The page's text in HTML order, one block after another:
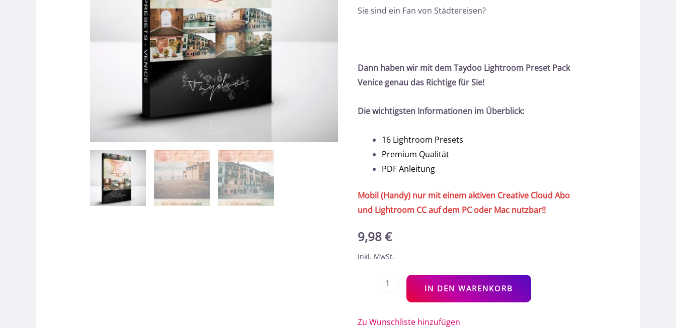
Sie sind ein Fan von Städtereisen?
Dann haben wir mit dem Taydoo Lightroom Preset Pack
Venice genau das Richtige für Sie!
Die wichtigsten Informationen im Überblick:
16 Lightroom Presets
Premium Qualität
PDF Anleitung
Mobil (Handy) nur mit einem aktiven Creative Cloud Abo
und Lightroom CC auf dem PC oder Mac nutzbar!!
9,98€
inkl. MwSt.
IN DEN WARENKORB
Zu Wunschliste hinzufügen